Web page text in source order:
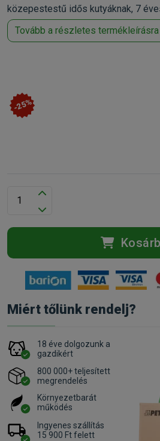
közepestestű idős kutyáknak, 7
Tovább a részletes termékleírásra
-25%
Miért tőlünk rendelj?
18 éve dolgozunk a
gazdikért
800 000+ teljesített
megrendelés
Környezetbarát
működés
Ingyenes szállítás
15 900 Ft felett